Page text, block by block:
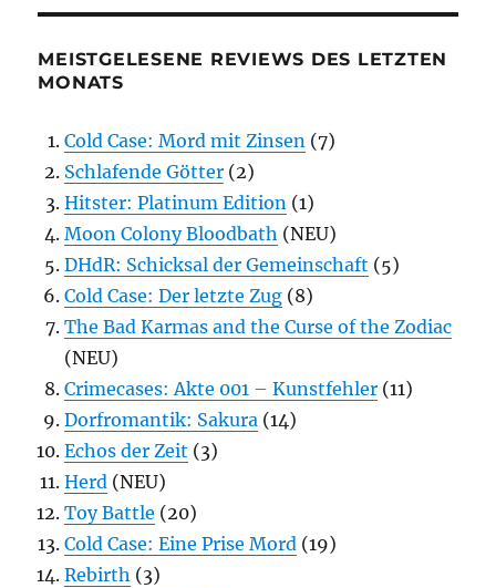
MEISTGELESENE REVIEWS DES LETZTEN
MONATS
Cold Case: Mord mit Zinsen (7)
Schlafende Götter (2)
Hitster: Platinum Edition (1)
Moon Colony Bloodbath (NEU)
DHdR: Schicksal der Gemeinschaft (5)
Cold Case: Der letzte Zug (8)
The Bad Karmas and the Curse of the Zodiac
(NEU)
Crimecases: Akte 001 – Kunstfehler (11)
Dorfromantik: Sakura (14)
Echos der Zeit (3)
Herd (NEU)
Toy Battle (20)
Cold Case: Eine Prise Mord (19)
Rebirth (3)